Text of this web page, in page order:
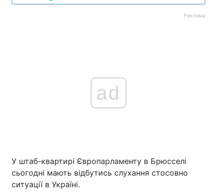
Реклама
ad
У штаб-квартирі Європарламенту в Брюсселі
сьогодні мають відбутись слухання стосовно
ситуації в Україні.